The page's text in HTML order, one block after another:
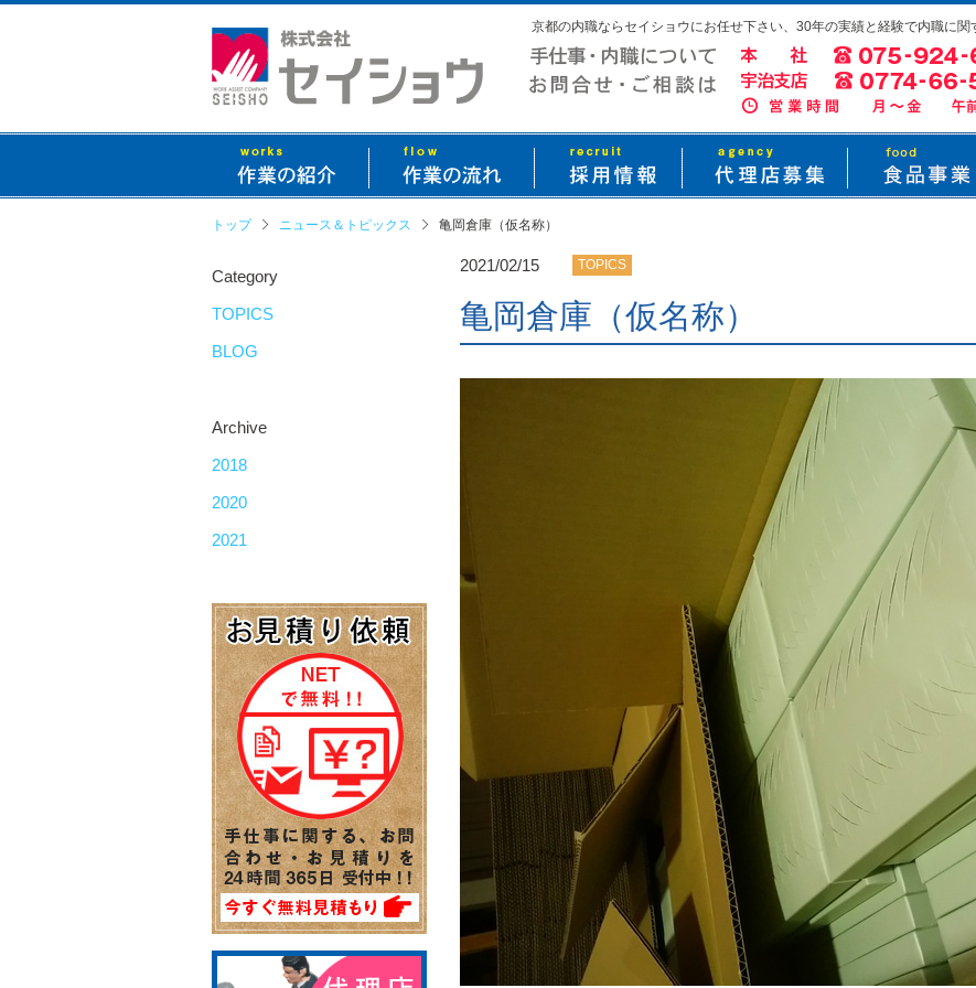
京都の内職ならセイショウにお任せ下さい、30年の実績と経験で内職に関
トップ ニュース＆トピックス 亀岡倉庫（仮名称）
2021/02/15 TOPICS
亀岡倉庫（仮名称）
Category
TOPICS
BLOG
Archive
2018
2020
2021